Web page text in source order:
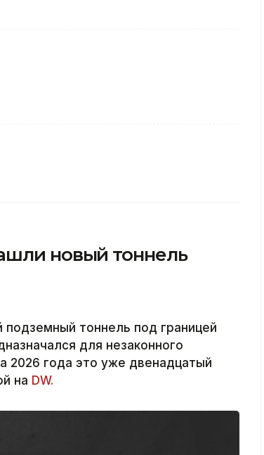
новый тоннель
подземный тоннель под границей
для незаконного
2026 года это уже двенадцатый
на DW.